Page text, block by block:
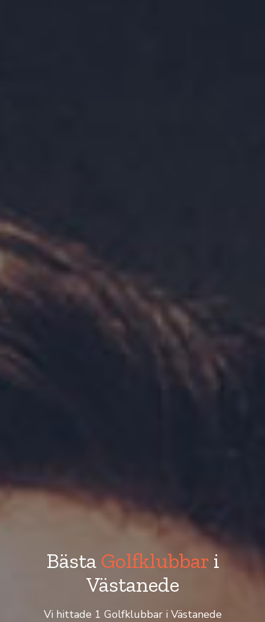
Bästa Golfklubbari
Västanede
Vi hittade 1 Golfklubbar i Västanede